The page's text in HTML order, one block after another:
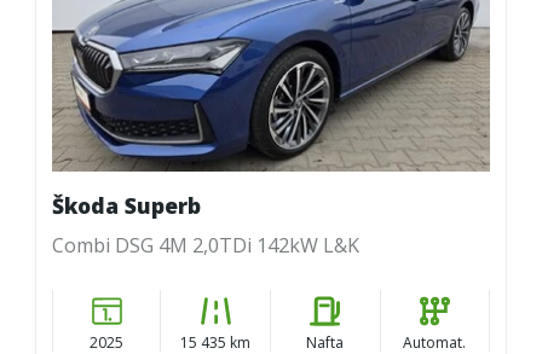
Škoda Superb
Combi DSG 4M 2,0TDi 142kW L&K
2025 15 435 km Nafta Automat.